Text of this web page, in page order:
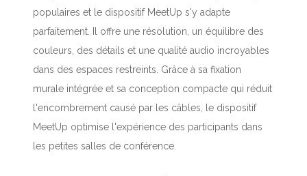
populaires et le dispositif MeetUp s'y adapte
parfaitement. Il offre une résolution, un équilibre des
couleurs, des détails et une qualité audio incroyables
dans des espaces restreints. Grâce à sa fixation
murale intégrée et sa conception compacte qui réduit
l'encombrement causé par les câbles, le dispositif
MeetUp optimise l'expérience des participants dans
les petites salles de conférence.